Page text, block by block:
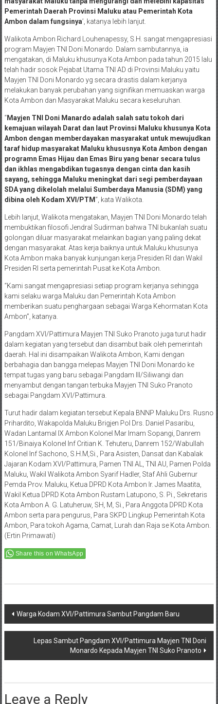
Pemerintah Daerah Provinsi Maluku atau Pemerintah Kota
Ambon dalam fungsinya’, katanya lebih lanjut.
Walikota Ambon Richard Louhenapessy, S.H. sangat mengapresiasi
program Mayjen TNI Doni Monardo. Dalam sambutannya, ia
mengatakan, di Maluku khusunya Kota Ambon pada tahun 2015 lalu
telah hadir sosok Pejabat Utama TNI AD di Provinsi Maluku yaitu
Mayjen TNI Doni Monardo yg secara drastis dalam kerjanya
melakukan banyak perubahan yang signifikan memuaskan warga
Kota Ambon dan Masyarakat Maluku secara keseluruhan.
“Mayjen TNI Doni Manardo adalah salah satu tokoh dari
kemajuan wilayah Darat dan laut Provinsi Maluku khusunya Kota
Ambon dengan memberdayakan masyarakat untuk mewujudkan
taraf hidup masyarakat Maluku khususnya Kota Ambon dengan
programn Emas Hijau dan Emas Biru yang benar secara tulus
dan ikhlas mengabdikan tugasnya dengan cinta dan kasih
sayang, sehingga Maluku meningkat dari segi pemberdayaan
SDA yang dikelolah melalui Sumberdaya Manusia (SDM) yang
dibina oleh Kodam XVI/PTM”, kata Walikota.
Lebih lanjut, Walikota mengatakan, Mayjen TNI Doni Monardo telah
membuktikan filosofi Jendral Sudirman bahwa TNI bukanlah suatu
golongan diluar masyarakat melainkan bagian yang paling dekat
dengan masyarakat. Atas kerja baiknya untuk Maluku khusunya
Kota Ambon maka banyak kunjungan kerja Presiden RI dan Wakil
Presiden RI serta pemerintah Pusat ke Kota Ambon.
“Kami sangat mengapresiasi setiap program kerjanya sehingga
kami selaku warga Maluku dan Pemerintah Kota Ambon
memberikan suatu penghargaan sebagai Warga Kehormatan Kota
Ambon”, katanya.
Pangdam XVI/Pattimura Mayjen TNI Suko Pranoto juga turut hadir
dalam kegiatan yang tersebut dan disambut baik oleh pemerintah
daerah. Hal ini disampaikan Walikota Ambon, Kami dengan
berbahagia dan bangga melepas Mayjen TNI Doni Monardo ke
tempat tugas yang baru sebagai Pangdam III/Siliwangi dan
menyambut dengan tangan terbuka Mayjen TNI Suko Pranoto
sebagai Pangdam XVI/Pattimura.
Turut hadir dalam kegiatan tersebut Kepala BNNP Maluku Drs. Rusno
Prihardito, Wakapolda Maluku Brigjen Pol Drs. Daniel Pasaribu,
Wadan Lantamal IX Ambon Kolonel Mar Imam Sopangi, Danrem
151/Binaiya Kolonel Inf Critian K. Tehuteru, Danrem 152/Wabullah
Kolonel Inf Sachono, S.H.M,Si., Para Asisten, Dansat dan Kabalak
Jajaran Kodam XVI/Pattimura, Pamen TNI AL, TNI AU, Pamen Polda
Maluku, Wakil Walikota Ambon Syarif Hadler, Staf Ahli Gubernur
Pemda Prov. Maluku, Ketua DPRD Kota Ambon Ir. James Maatita,
Wakil Ketua DPRD Kota Ambon Rustam Latupono, S. Pi., Sekretaris
Kota Ambon A. G. Latuheruw, SH, M, Si., Para Anggota DPRD Kota
Ambon serta para pengurus, Para SKPD Lingkup Pemerintah Kota
Ambon, Para tokoh Agama, Camat, Lurah dan Raja se Kota Ambon.
(Ertin Primawati)
Share this on WhatsApp
Post
navigation
Warga Kodam XVI/Pattimura Sambut Pangdam Baru
Lepas Sambut Pangdam XVI/Pattimura Mayjen TNI Doni
Monardo Kepada Mayjen TNI Suko Pranoto
Leave a Reply